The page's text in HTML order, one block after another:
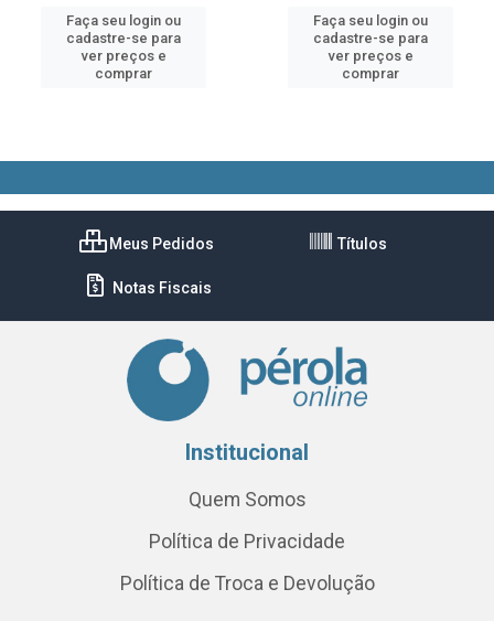
Faça seu login ou
cadastre-se para
ver preços e
comprar
Faça seu login ou
cadastre-se para
ver preços e
comprar
Meus Pedidos Títulos
Notas Fiscais
Institucional
Quem Somos
Política de Privacidade
Política de Troca e Devolução